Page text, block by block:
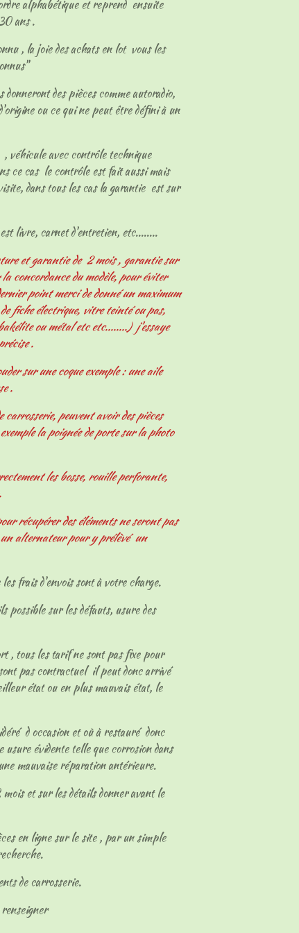
alphabétique et reprend ensuite
ans .
, la joie des achats en lot vous les
des pièces comme autoradio,
ou ce qui ne peut être défini à un
véhicule avec contrôle technique
ce cas le contrôle est fait aussi mais
dans tous les cas la garantie est sur
livre, carnet d'entretien, etc........
et garantie de 2 mois , garantie sur
concordance du modèle, pour éviter
point merci de donné un maximum
fiche électrique, vitre teinté ou pas,
ou métal etc etc........) j'essaye
.
sur une coque exemple : une aile
.
peuvent avoir des pièces
la poignée de porte sur la photo
les bosse, rouille perforante,
récupérer des éléments ne seront pas
alternateur pour y prélèvé un
frais d'envois sont à votre charge.
possible sur les défauts, usure des
, tous les tarif ne sont pas fixe pour
pas contractuel il peut donc arrivé
état ou en plus mauvais état, le
d occasion et où à restauré donc
évidente telle que corrosion dans
mauvaise réparation antérieure.
et sur les détails donner avant le
en ligne sur le site , par un simple
de carrosserie.